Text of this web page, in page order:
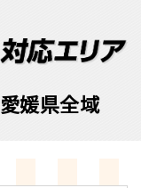
愛媛県全域